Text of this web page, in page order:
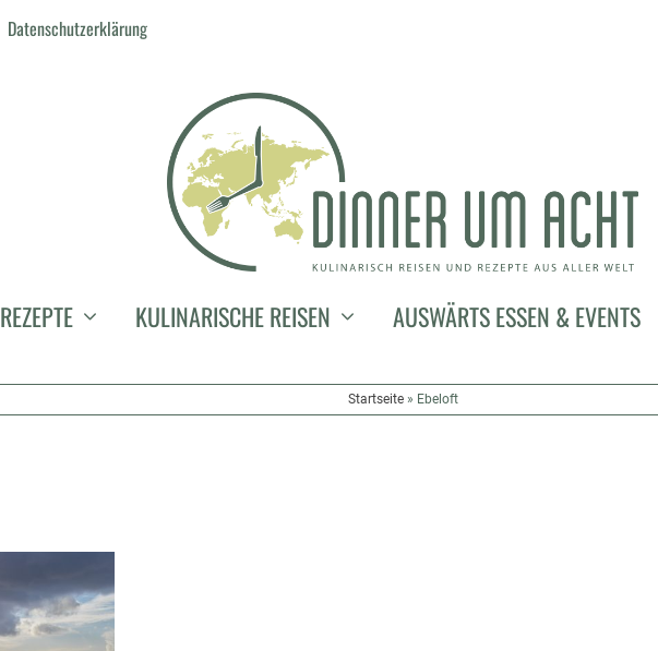
Datenschutzerklärung
REZEPTE KULINARISCHE REISEN AUSWÄRTS ESSEN & EVENTS
Startseite» Ebeloft